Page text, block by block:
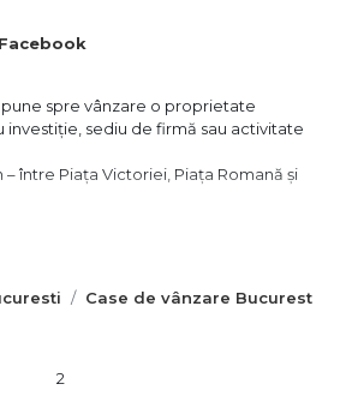
Case de vânzare Bucuresti
Facebook
spre vânzare o proprietate
investiție, sediu de firmă sau activitate
– între Piața Victoriei, Piața Romană și
proprietate oferă acces rapid la
utilă 70 mp
2